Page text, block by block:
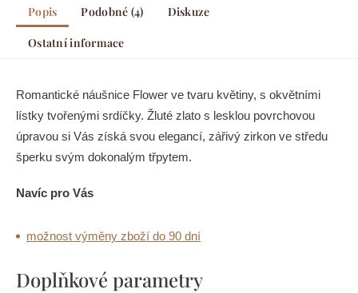
Popis Podobné (4) Diskuze
Ostatní informace
Romantické náušnice Flower ve tvaru květiny, s okvětními
lístky tvořenými srdíčky. Žluté zlato s lesklou povrchovou
úpravou si Vás získá svou elegancí, zářivý zirkon ve středu
šperku svým dokonalým třpytem.
Navíc pro Vás
možnost výměny zboží do 90 dní
Doplňkové parametry